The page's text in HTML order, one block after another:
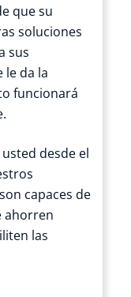
que su
soluciones
sus
le da la
funcionará
desde el
capaces de
ahorren
las